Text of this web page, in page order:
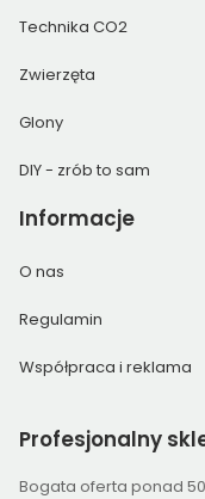
Technika CO2
Zwierzęta
Glony
DIY - zrób to sam
Informacje
O nas
Regulamin
Współpraca i reklama
Profesjonalny
Bogata oferta ponad